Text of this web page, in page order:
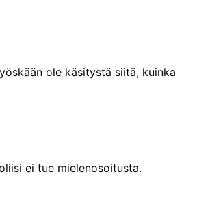
ole käsitystä siitä, kuinka
ei tue mielenosoitusta.